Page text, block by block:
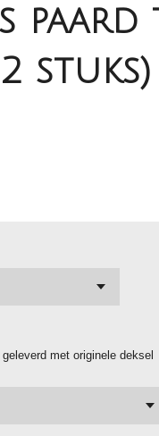
stuks)
met originele deksel